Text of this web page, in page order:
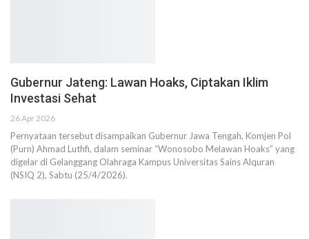
Gubernur Jateng: Lawan Hoaks, Ciptakan Iklim
Investasi Sehat
26 Apr 2026
Pernyataan tersebut disampaikan Gubernur Jawa Tengah, Komjen Pol
(Purn) Ahmad Luthfi, dalam seminar “Wonosobo Melawan Hoaks” yang
digelar di Gelanggang Olahraga Kampus Universitas Sains Alquran
(NSIQ 2), Sabtu (25/4/2026).